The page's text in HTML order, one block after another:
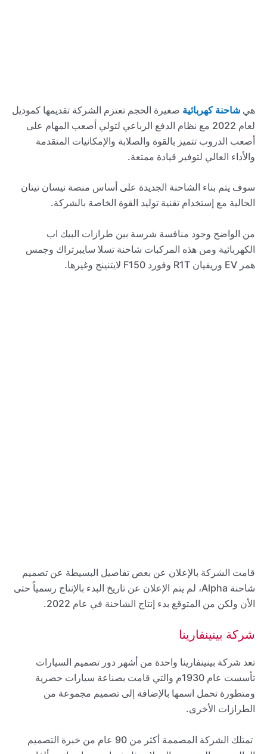
هي شاحنة كهربائية صغيرة الحجم تعتزم الشركة تقديمها كموديل
لعام 2022 مع نظام الدفع الرباعي لتولي أصعب المهام على
أصعب الدروب تتميز بالقوة والصلابة والإمكانيات المتقدمة
والأداء العالي لتوفير قيادة ممتعة.
سوف يتم بناء الشاحنة الجديدة على أساس منصة نيسان تيتان
الحالية مع إستخدام تقنية توليد القوة الخاصة بالشركة.
من الواضح وجود منافسة شرسة بين طرازات البيك اب
الكهربائية ومن هذه المركبات شاحنة تسلا سايبرتراك وجمس
همر EV وريفيان R1T وفورد F150 لايتنينج وغيرها.
قامت الشركة بالإعلان عن بعض تفاصيل البسيطة عن تصميم
شاحنة Alpha، لم يتم الإعلان عن تاريخ البدء بالإنتاج رسمياً حتى
الأن ولكن من المتوقع بدء إنتاج الشاحنة في عام 2022.
شركة بينينفارينا
تعد شركة بينينفارينا واحدة من أشهر دور تصميم السيارات
تأسست عام 1930م والتي قامت بصناعة سيارات حصرية
ومتطورة تحمل اسمها بالإضافة إلى تصميم مجموعة من
الطرازات الأخرى.
تمتلك الشركة المصممة أكثر من 90 عام من خبرة التصميم